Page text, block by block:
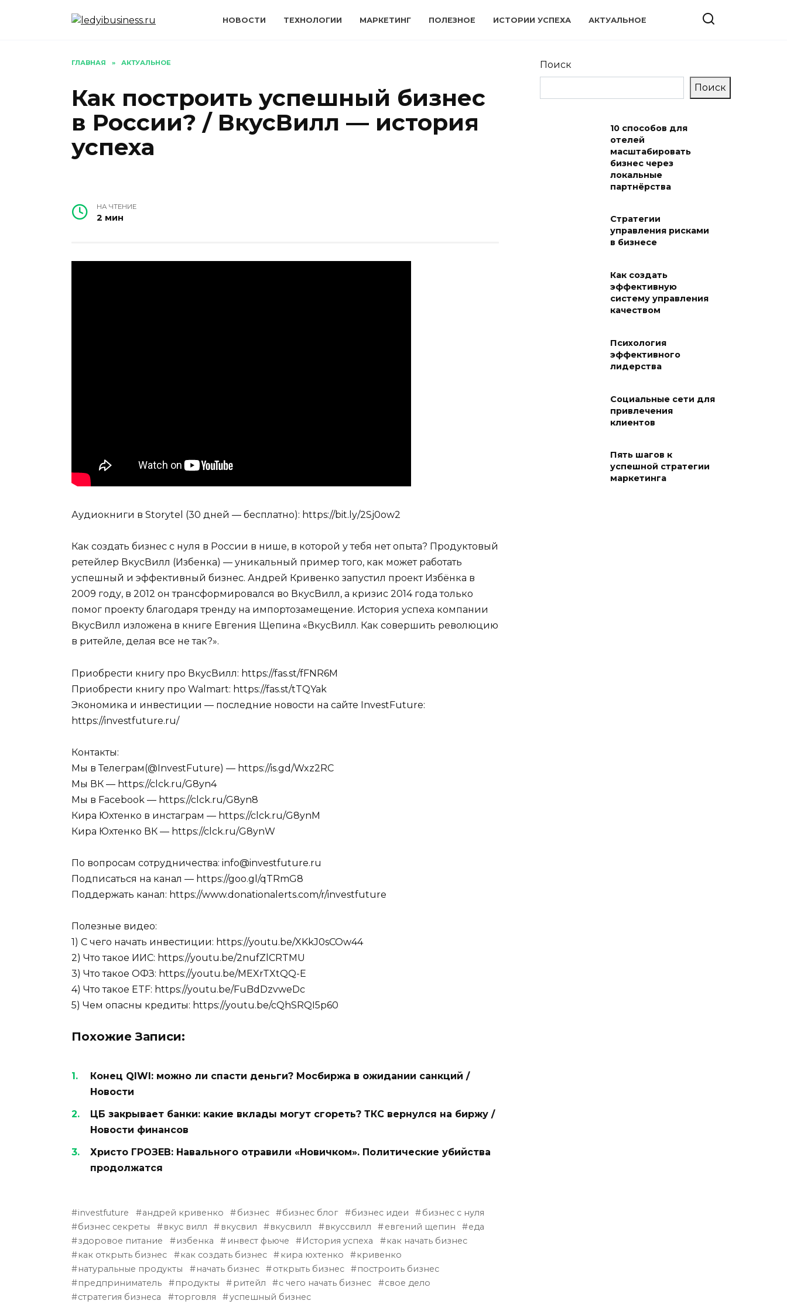
НОВОСТИ ТЕХНОЛОГИИ МАРКЕТИНГ ПОЛЕЗНОЕ ИСТОРИИ УСПЕХА АКТУАЛЬНОЕ
ГЛАВНАЯ » АКТУАЛЬНОЕ
Как построить успешный бизнес
в России? / ВкусВилл — история
успеха
НА ЧТЕНИЕ
2 мин
Аудиокниги в Storytel (30 дней — бесплатно): https://bit.ly/2Sj0ow2
Как создать бизнес с нуля в России в нише, в которой у тебя нет опыта? Продуктовый
ретейлер ВкусВилл (Избенка) — уникальный пример того, как может работать
успешный и эффективный бизнес. Андрей Кривенко запустил проект Избёнка в
2009 году, в 2012 он трансформировался во ВкусВилл, а кризис 2014 года только
помог проекту благодаря тренду на импортозамещение. История успеха компании
ВкусВилл изложена в книге Евгения Щепина «ВкусВилл. Как совершить революцию
в ритейле, делая все не так?».
Приобрести книгу про ВкусВилл: https://fas.st/fFNR6M
Приобрести книгу про Walmart: https://fas.st/tTQYak
Экономика и инвестиции — последние новости на сайте InvestFuture:
https://investfuture.ru/
Контакты:
Мы в Телеграм(@InvestFuture) — https://is.gd/Wxz2RC
Мы ВК — https://clck.ru/G8yn4
Мы в Facebook — https://clck.ru/G8yn8
Кира Юхтенко в инстаграм — https://clck.ru/G8ynM
Кира Юхтенко ВК — https://clck.ru/G8ynW
По вопросам сотрудничества: info@investfuture.ru
Подписаться на канал — https://goo.gl/qTRmG8
Поддержать канал: https://www.donationalerts.com/r/investfuture
Полезные видео:
1) С чего начать инвестиции: https://youtu.be/XKkJ0sCOw44
2) Что такое ИИС: https://youtu.be/2nufZlCRTMU
3) Что такое ОФЗ: https://youtu.be/MEXrTXtQQ-E
4) Что такое ETF: https://youtu.be/FuBdDzvweDc
5) Чем опасны кредиты: https://youtu.be/cQhSRQI5p60
Похожие Записи:
Конец QIWI: можно ли спасти деньги? Мосбиржа в ожидании санкций /
Новости
ЦБ закрывает банки: какие вклады могут сгореть? ТКС вернулся на биржу /
Новости финансов
Христо ГРОЗЕВ: Навального отравили «Новичком». Политические убийства
продолжатся
investfuture андрей кривенко бизнес бизнес блог бизнес идеи
бизнес с нуля
бизнес секреты
вкус вилл вкусвил вкусвилл вкуссвилл евгений щепин
еда
здоровое питание
избенка инвест фьюче История успеха
как начать бизнес
как открыть бизнес
как создать бизнес кира юхтенко
кривенко
натуральные продукты
начать бизнес открыть бизнес
построить бизнес
предприниматель
продукты ритейл с чего начать бизнес
свое дело
стратегия бизнеса
торговля успешный бизнес
Поиск
Поиск
10 способов для
отелей
масштабировать
бизнес через
локальные
партнёрства
Стратегии
управления рисками
в бизнесе
Как создать
эффективную
систему управления
качеством
Психология
эффективного
лидерства
Социальные сети для
привлечения
клиентов
Пять шагов к
успешной стратегии
маркетинга